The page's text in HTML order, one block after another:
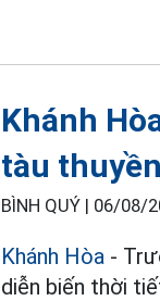
Khánh
tàu
BÌNH QUÝ | 06/08/
Khánh Hòa -
diễn biến thời